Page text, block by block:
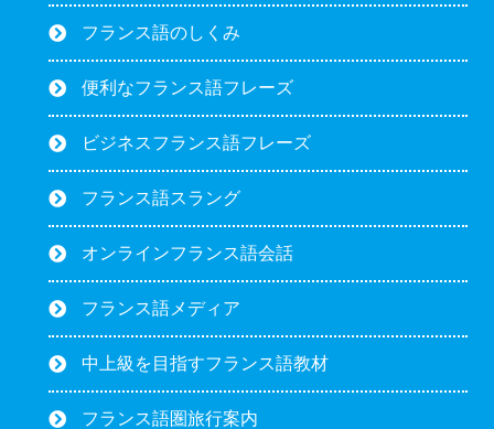
フランス語のしくみ
便利なフランス語フレーズ
ビジネスフランス語フレーズ
フランス語スラング
オンラインフランス語会話
フランス語メディア
中上級を目指すフランス語教材
フランス語圏旅行案内